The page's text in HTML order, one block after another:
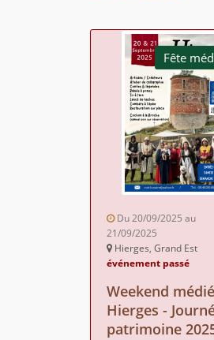
Fête
Du 20/09/2025 au
21/09/2025
Hierges, Grand Est
événement passé
Weekend
Hierges -
patrimoine